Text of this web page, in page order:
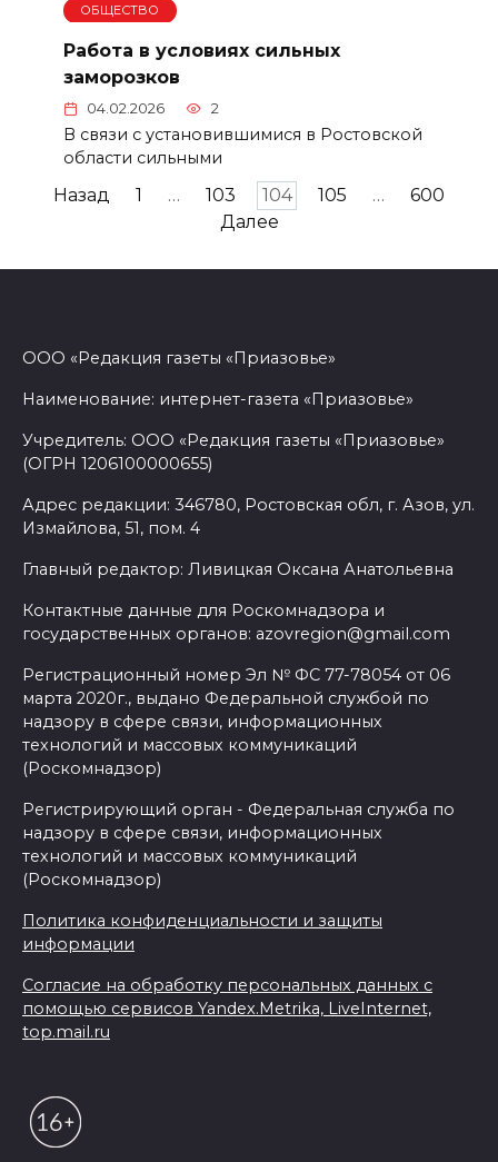
ОБЩЕСТВО
Работа в условиях сильных
заморозков
04.02.2026 2
В связи с установившимися в Ростовской
области сильными
Пагинация
Назад 1 … 103 104 105 …
600
Далее
ООО «Редакция газеты «Приазовье»
Наименование: интернет-газета «Приазовье»
Учредитель: ООО «Редакция газеты «Приазовье»
(ОГРН 1206100000655)
Адрес редакции: 346780, Ростовская обл, г. Азов, ул.
Измайлова, 51, пом. 4
Главный редактор: Ливицкая Оксана Анатольевна
Контактные данные для Роскомнадзора и
государственных органов: azovregion@gmail.com
Регистрационный номер Эл № ФС 77-78054 от 06
марта 2020г., выдано Федеральной службой по
надзору в сфере связи, информационных
технологий и массовых коммуникаций
(Роскомнадзор)
Регистрирующий орган - Федеральная служба по
надзору в сфере связи, информационных
технологий и массовых коммуникаций
(Роскомнадзор)
Политика конфиденциальности и защиты
информации
Согласие на обработку персональных данных с
помощью сервисов Yandex.Metrika, LiveInternet,
top.mail.ru